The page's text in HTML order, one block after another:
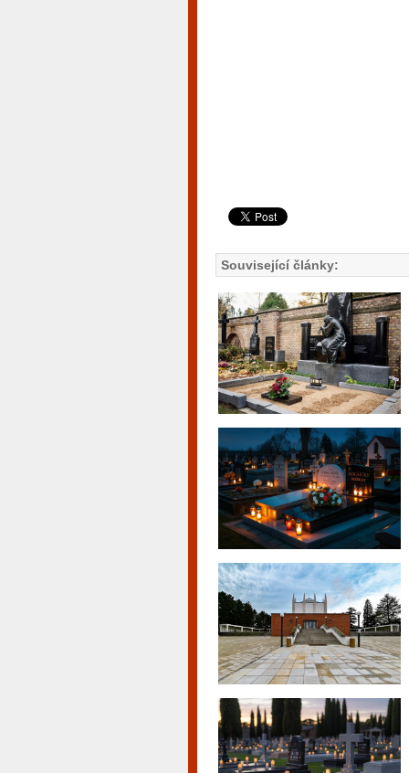
Související články: